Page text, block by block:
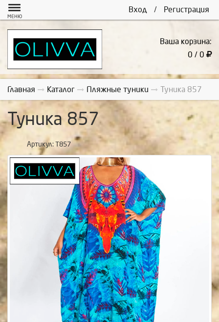
Вход / Регистрация
МЕНЮ
Ваша корзина:
0 / 0
Главная Каталог Пляжные туники Туника 857
Туника 857
Артикул: Т857